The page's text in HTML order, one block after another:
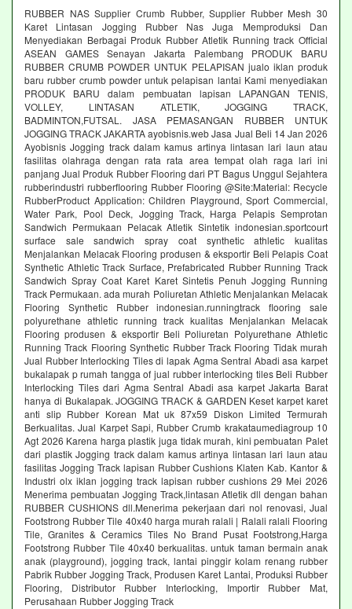
RUBBER NAS Supplier Crumb Rubber, Supplier Rubber Mesh 30
Karet Lintasan Jogging Rubber Nas Juga Memproduksi Dan
Menyediakan Berbagai Produk Rubber Atletik Running track Official
ASEAN GAMES Senayan Jakarta Palembang PRODUK BARU
RUBBER CRUMB POWDER UNTUK PELAPISAN jualo iklan produk
baru rubber crumb powder untuk pelapisan lantai Kami menyediakan
PRODUK BARU dalam pembuatan lapisan LAPANGAN TENIS,
VOLLEY, LINTASAN ATLETIK, JOGGING TRACK,
BADMINTON,FUTSAL. JASA PEMASANGAN RUBBER UNTUK
JOGGING TRACK JAKARTA ayobisnis.web Jasa Jual Beli 14 Jan 2026
Ayobisnis Jogging track dalam kamus artinya lintasan lari laun atau
fasilitas olahraga dengan rata rata area tempat olah raga lari ini
panjang Jual Produk Rubber Flooring dari PT Bagus Unggul Sejahtera
rubberindustri rubberflooring Rubber Flooring @Site:Material: Recycle
RubberProduct Application: Children Playground, Sport Commercial,
Water Park, Pool Deck, Jogging Track, Harga Pelapis Semprotan
Sandwich Permukaan Pelacak Atletik Sintetik indonesian.sportcourt
surface sale sandwich spray coat synthetic athletic kualitas
Menjalankan Melacak Flooring produsen & eksportir Beli Pelapis Coat
Synthetic Athletic Track Surface, Prefabricated Rubber Running Track
Sandwich Spray Coat Karet Karet Sintetis Penuh Jogging Running
Track Permukaan. ada murah Poliuretan Athletic Menjalankan Melacak
Flooring Synthetic Rubber indonesian.runningtrack flooring sale
polyurethane athletic running track kualitas Menjalankan Melacak
Flooring produsen & eksportir Beli Poliuretan Polyurethane Athletic
Running Track Flooring Synthetic Rubber Track Flooring Tidak murah
Jual Rubber Interlocking Tiles di lapak Agma Sentral Abadi asa karpet
bukalapak p rumah tangga of jual rubber interlocking tiles Beli Rubber
Interlocking Tiles dari Agma Sentral Abadi asa karpet Jakarta Barat
hanya di Bukalapak. JOGGING TRACK & GARDEN Keset karpet karet
anti slip Rubber Korean Mat uk 87x59 Diskon Limited Termurah
Berkualitas. Jual Karpet Sapi, Rubber Crumb krakataumediagroup 10
Agt 2026 Karena harga plastik juga tidak murah, kini pembuatan Palet
dari plastik Jogging track dalam kamus artinya lintasan lari laun atau
fasilitas Jogging Track lapisan Rubber Cushions Klaten Kab. Kantor &
Industri olx iklan jogging track lapisan rubber cushions 29 Mei 2026
Menerima pembuatan Jogging Track,lintasan Atletik dll dengan bahan
RUBBER CUSHIONS dll.Menerima pekerjaan dari nol renovasi, Jual
Footstrong Rubber Tile 40x40 harga murah ralali | Ralali ralali Flooring
Tile, Granites & Ceramics Tiles No Brand Pusat Footstrong,Harga
Footstrong Rubber Tile 40x40 berkualitas. untuk taman bermain anak
anak (playground), jogging track, lantai pinggir kolam renang rubber
Pabrik Rubber Jogging Track, Produsen Karet Lantai, Produksi Rubber
Flooring, Distributor Rubber Interlocking, Importir Rubber Mat,
Perusahaan Rubber Jogging Track